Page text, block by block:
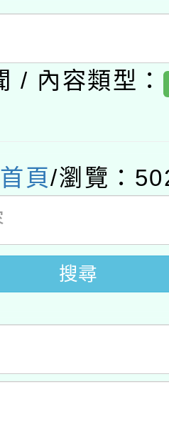
專業研習
─人工智慧
講師名單
容與教學軟
應申請許可
院辦理「
單位及節水達
22日(星期六
廟祈福系列
航」
園地景藝術
/ 內容類型：
頁/瀏覽：
搜尋